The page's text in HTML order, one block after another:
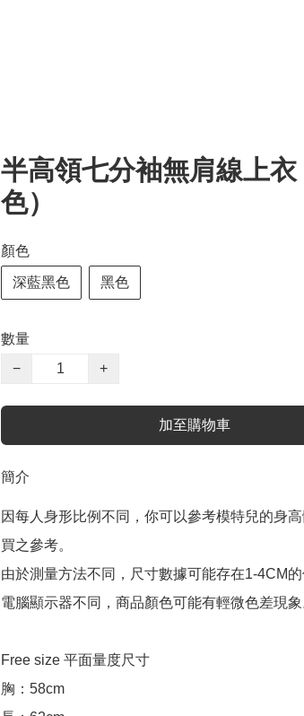
半高領七分袖無肩線上衣
色）
顏色
深藍黑色 黑色
數量
−
+
加至購物車
簡介
因每人身形比例不同，你可以參考模特兒的身
買之參考。
由於測量方法不同，尺寸數據可能存在1-4CM的
電腦顯示器不同，商品顏色可能有輕微色差現象
Free size 平面量度尺寸
胸：58cm